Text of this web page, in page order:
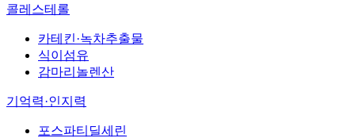
콜레스테롤
카테킨·녹차추출물
식이섬유
감마리놀렌산
기억력·인지력
포스파티딜세린